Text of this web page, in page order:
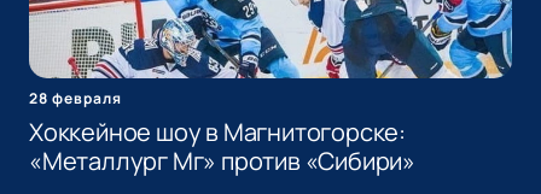
28 февраля
Хоккейное шоу в Магнитогорске:
«Металлург Мг» против «Сибири»